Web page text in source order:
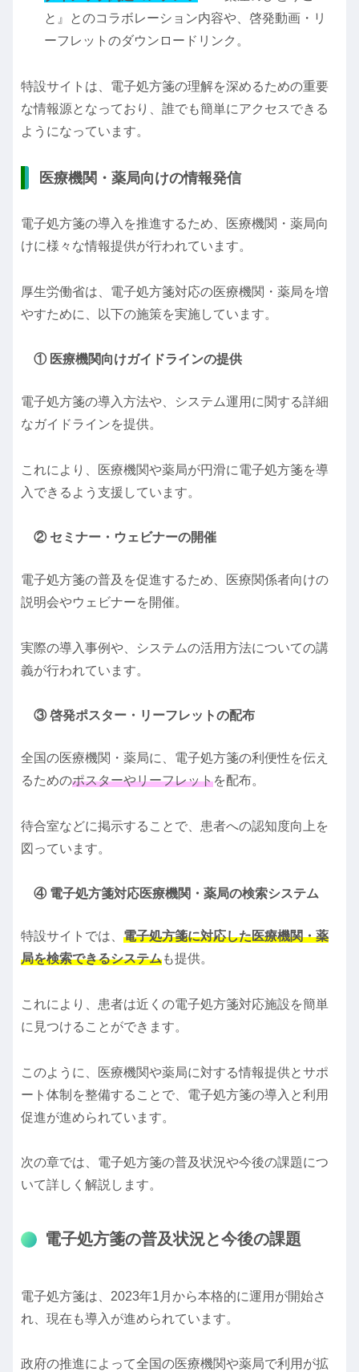
と』とのコラボレーション内容や、啓発動画・リ
ーフレットのダウンロードリンク。
特設サイトは、電子処方箋の理解を深めるための重要
な情報源となっており、誰でも簡単にアクセスできる
ようになっています。
医療機関・薬局向けの情報発信
電子処方箋の導入を推進するため、医療機関・薬局向
けに様々な情報提供が行われています。
厚生労働省は、電子処方箋対応の医療機関・薬局を増
やすために、以下の施策を実施しています。
① 医療機関向けガイドラインの提供
電子処方箋の導入方法や、システム運用に関する詳細
なガイドラインを提供。
これにより、医療機関や薬局が円滑に電子処方箋を導
入できるよう支援しています。
② セミナー・ウェビナーの開催
電子処方箋の普及を促進するため、医療関係者向けの
説明会やウェビナーを開催。
実際の導入事例や、システムの活用方法についての講
義が行われています。
③ 啓発ポスター・リーフレットの配布
全国の医療機関・薬局に、電子処方箋の利便性を伝え
るためのポスターやリーフレットを配布。
待合室などに掲示することで、患者への認知度向上を
図っています。
④ 電子処方箋対応医療機関・薬局の検索システム
特設サイトでは、 電子処方箋に対応した医療機関・薬
局を検索できるシステムも提供。
これにより、患者は近くの電子処方箋対応施設を簡単
に見つけることができます。
このように、医療機関や薬局に対する情報提供とサポ
ート体制を整備することで、電子処方箋の導入と利用
促進が進められています。
次の章では、電子処方箋の普及状況や今後の課題につ
いて詳しく解説します。
電子処方箋の普及状況と今後の課題
電子処方箋は、2023年1月から本格的に運用が開始さ
れ、現在も導入が進められています。
政府の推進によって全国の医療機関や薬局で利用が拡